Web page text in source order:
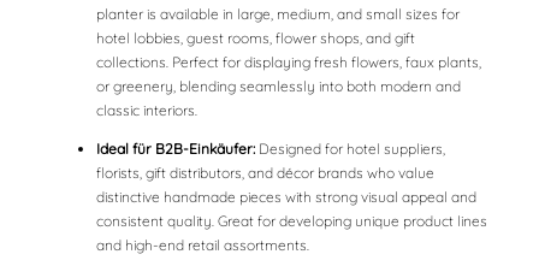
planter is available in large, medium, and small sizes for
hotel lobbies, guest rooms, flower shops, and gift
collections. Perfect for displaying fresh flowers, faux plants,
or greenery, blending seamlessly into both modern and
classic interiors.
Ideal für B2B-Einkäufer: Designed for hotel suppliers,
florists, gift distributors, and décor brands who value
distinctive handmade pieces with strong visual appeal and
consistent quality. Great for developing unique product lines
and high-end retail assortments.